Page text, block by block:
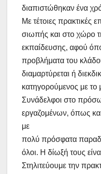
διαπιστώθηκαν ένα
Με τέτοιες πρακτικές
σιωπής και στο χώρο
εκπαίδευσης, αφού
προβλήματα του
διαμαρτύρεται ή
κατηγορούμενος με το
Συνάδελφοι στο
εργαζομένων, όπως
με
πολύ πρόσφατα
όλοι. Η δίωξή τους
Στηλιτεύουμε την